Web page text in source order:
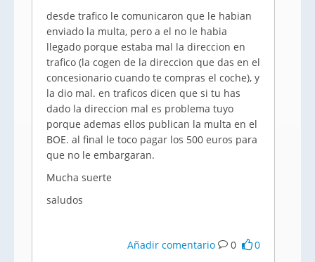
desde trafico le comunicaron que le habian
enviado la multa, pero a el no le habia
llegado porque estaba mal la direccion en
trafico (la cogen de la direccion que das en el
concesionario cuando te compras el coche), y
la dio mal. en traficos dicen que si tu has
dado la direccion mal es problema tuyo
porque ademas ellos publican la multa en el
BOE. al final le toco pagar los 500 euros para
que no le embargaran.
Mucha suerte
saludos
Añadir comentario 0 0